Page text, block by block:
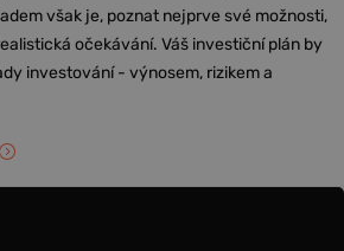
však je, poznat nejprve své možnosti,
očekávání. Váš investiční plán by
investování - výnosem, rizikem a